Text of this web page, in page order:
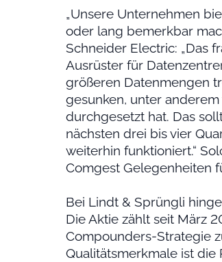
„Unsere Unternehmen
oder lang bemerkbar
Schneider Electric: „Das
Ausrüster für
größeren Datenmengen
gesunken, unter
durchgesetzt hat. Das
nächsten drei bis vier
weiterhin funktioniert.“
Comgest Gelegenheiten
Bei Lindt & Sprüngli
Die Aktie zählt seit März
Compounders-Strategie
Qualitätsmerkmale ist die